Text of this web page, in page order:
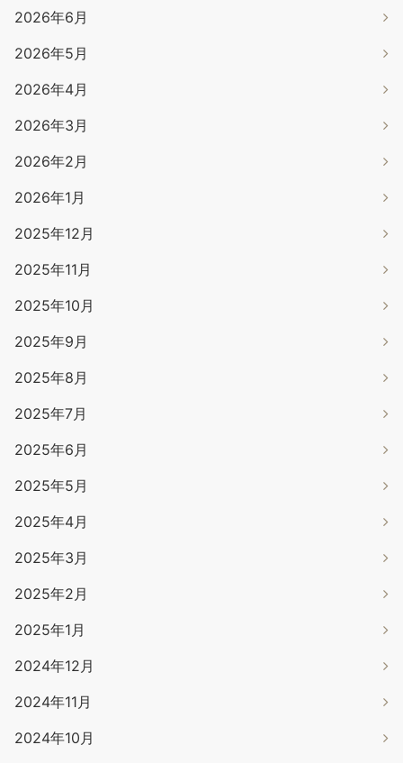
2026年6月
2026年5月
2026年4月
2026年3月
2026年2月
2026年1月
2025年12月
2025年11月
2025年10月
2025年9月
2025年8月
2025年7月
2025年6月
2025年5月
2025年4月
2025年3月
2025年2月
2025年1月
2024年12月
2024年11月
2024年10月